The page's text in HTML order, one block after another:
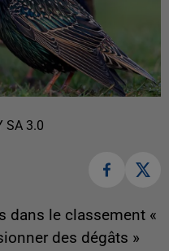
SA 3.0
dans le classement «
des dégâts »